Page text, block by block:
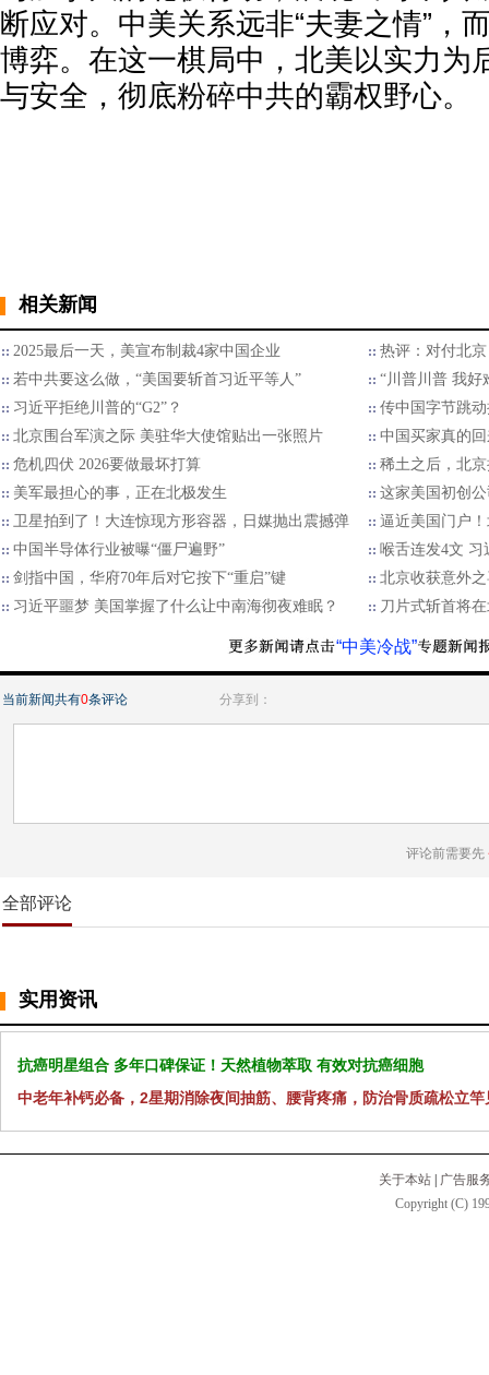
断应对。中美关系远非“夫妻之情”，
博弈。在这一棋局中，北美以实力为
与安全，彻底粉碎中共的霸权野心。
相关新闻
2025最后一天，美宣布制裁4家中国企业
热评：对付北
若中共要这么做，“美国要斩首习近平等人”
“川普川普 我好
习近平拒绝川普的“G2”？
传中国字节跳
北京围台军演之际 美驻华大使馆贴出一张照片
中国买家真的
危机四伏 2026要做最坏打算
稀土之后，北
美军最担心的事，正在北极发生
这家美国初创
卫星拍到了！大连惊现方形容器，日媒抛出震撼弹
逼近美国门户
中国半导体行业被曝“僵尸遍野”
喉舌连发4文 习
剑指中国，华府70年后对它按下“重启”键
北京收获意外
习近平噩梦 美国掌握了什么让中南海彻夜难眠？
刀片式斩首将
“中美冷战”
当前新闻共有0条评论 分享到：
评论前需要先
全部评论
实用资讯
抗癌明星组合 多年口碑保证！天然植物萃取 有效对抗癌细胞
中老年补钙必备，2星期消除夜间抽筋、腰背疼痛，防治骨质疏松立竿
关于本站
广告服
Copyright (C)